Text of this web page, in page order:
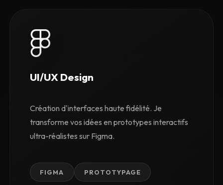
UI/UX Design
Création d'interfaces haute fidélité. Je
transforme vos idées en prototypes interactifs
ultra-réalistes sur Figma.
FIGMA PROTOTYPAGE